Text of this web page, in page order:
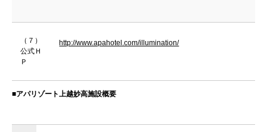
（７）
公式Ｈ
Ｐ
http://www.apahotel.com/illumination/
■アパリゾート上越妙高施設概要